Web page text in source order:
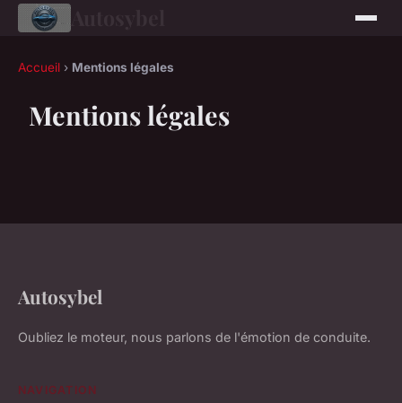
Autosybel
Accueil › Mentions légales
Mentions légales
Autosybel
Oubliez le moteur, nous parlons de l'émotion de conduite.
NAVIGATION